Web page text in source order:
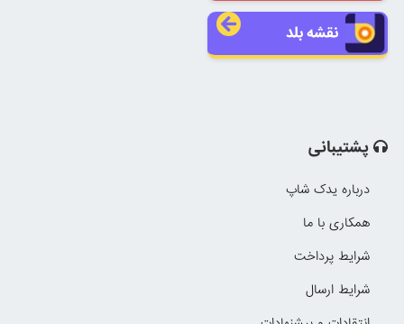
نقشه بلد
پشتیبانی
درباره یدک شاپ
همکاری با ما
شرایط پرداخت
شرایط ارسال